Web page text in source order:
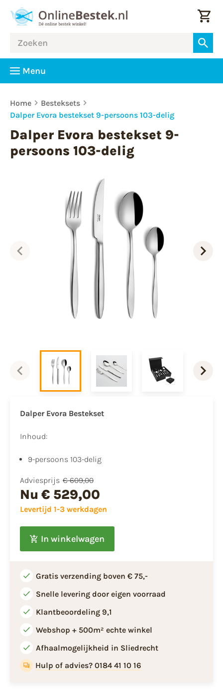
Menu
Home
Besteksets
Dalper Evora bestekset 9-persoons 103-delig
Dalper Evora bestekset 9-
persoons 103-delig
Dalper Evora Bestekset
Inhoud:
​9-persoons 103-delig
Adviesprijs € 609,00
Nu € 529,00
Levertijd 1-3 werkdagen
In winkelwagen
Gratis verzending boven € 75,-
Snelle levering door eigen voorraad
Klantbeoordeling 9,1
Webshop + 500m² echte winkel
Afhaalmogelijkheid in Sliedrecht
Hulp of advies? 0184 41 10 16